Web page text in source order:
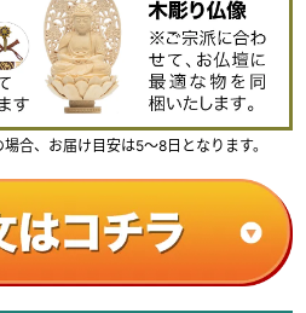
合、お届け目安は5～8日となります。